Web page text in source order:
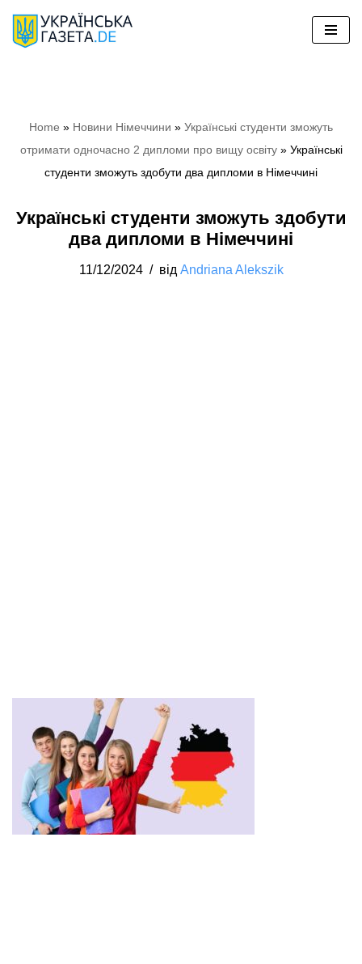
Перейти
Home » Новини Німеччини » Українські студенти зможуть
отримати одночасно 2 дипломи про вищу освіту» Українські
студенти зможуть здобути два дипломи в Німеччині
Українські студенти зможуть здобути
два дипломи в Німеччині
11/12/2024 від Andriana Alekszik